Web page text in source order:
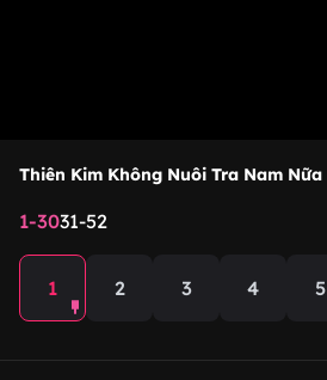
Thiên Kim Không Nuôi Tra Nam Nữa
1-3031-52
1 2 3 4 5